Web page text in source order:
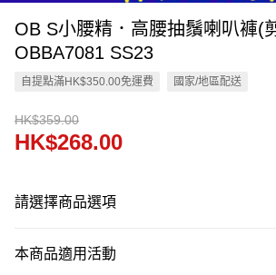
OB S小腰精．高腰抽鬚喇叭褲(
OBBA7081 SS23
自提點滿HK$350.00免運費 國家/地區配送
HK$359.00
HK$268.00
請選擇商品選項
本商品適用活動